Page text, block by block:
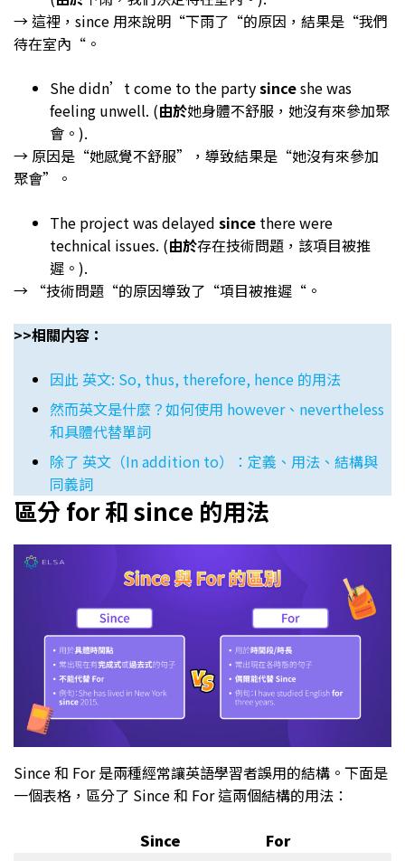
→ 這裡，since 用來說明“下雨了“的原因，結果是“我們
待在室內“。
She didn’t come to the partysinceshe was
feeling unwell. (由於她身體不舒服，她沒有來參加聚
會。).
→ 原因是“她感覺不舒服”，導致結果是“她沒有來參加
聚會”。
The project was delayed since there were
technical issues. (由於存在技術問題，該項目被推
遲。).
→ “技術問題“的原因導致了“項目被推遲“。
>>相關内容：
因此 英文: So, thus, therefore, hence 的用法
然而英文是什麼？如何使用 however、nevertheless
和具體代替單詞
除了 英文（In addition to）：定義、用法、結構與
同義詞
區分 for 和 since 的用法
Since 和 For 是兩種經常讓英語學習者誤用的結構。下面是
一個表格，區分了 Since 和 For 這兩個結構的用法：
Since
For